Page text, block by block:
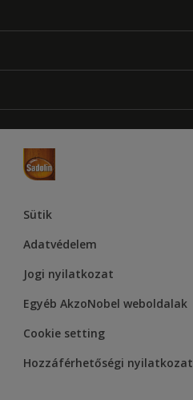
Üzlet kereső
Inspiráció
Hozzáférhetőség
Dulux
Supralux
Sütik
Adatvédelem
Jogi nyilatkozat
Egyéb AkzoNobel weboldalak
Cookie setting
Hozzáférhetőségi nyilatkozat